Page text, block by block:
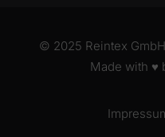
© 2025 Reintex
Made with ♥